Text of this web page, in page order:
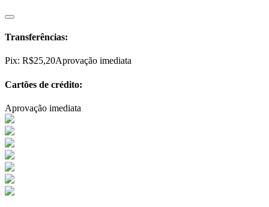
Transferências:
Pix: R$25,20Aprovação imediata
Cartões de crédito:
Aprovação imediata